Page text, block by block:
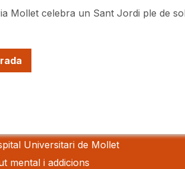
Mollet celebra un Sant Jordi ple de
Universitari de Mollet
mental i addicions